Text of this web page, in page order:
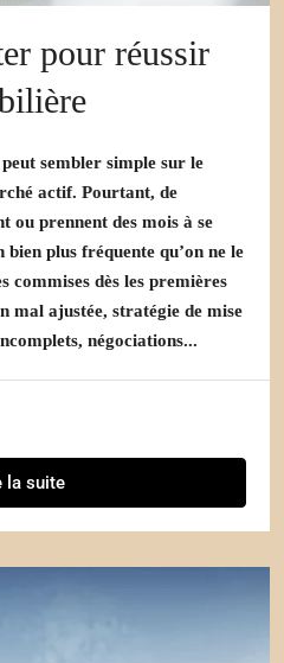
pour réussir
sembler simple sur le
actif. Pourtant, de
ou prennent des mois à se
plus fréquente qu’on ne le
commises dès les premières
mal ajustée, stratégie de mise
négociations...
la suite